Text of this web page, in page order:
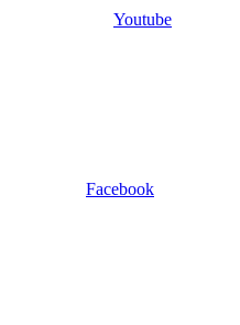
Youtube
Facebook